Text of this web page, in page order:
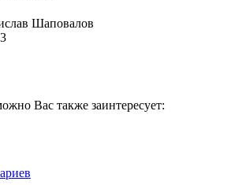
Шаповалов
Вас также заинтересует: